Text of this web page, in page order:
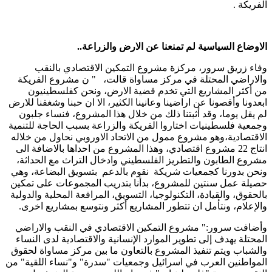
الفريكة .
الاوضاع السياسية لم تمنعنا عن الارض والزراعة..
وفاء زريق سرور، مركزة مشروع التمكين الاقتصادي بالنقب
والاراضي المحتلة في مركز مساواة قالت، " ن مشروع الفريكة
من أكثر المشاريع التي تخدم قضية الارض، ونحن كفلسطينيون
ابعدونا وأقصونا عن اراضينا وعانينا الكثير، الا ان حبنا وشغفنا للارض
لم يقل يوما، وقد أثبتنا ذلك من خلال هذا المشروع، فنساء جلبون
وجمعية فلسطينيات اختاروا الفريكة والزراعة بسبب الحاجة للتنمية
الاقتصادية،وهو مشروع ممول من الاتحاد الاوروبي نحاول من خلاله
انتاج 22 مشروع اقتصادي، وهذا المشروع من احداها بالاضافة الى
مشروع الطابون والتطريز الفلسطيني وادخال التراث مع الحداثة،
ونحن بدورنا كجمعيات شريكة نقوم بالدعم بتسويق البضاعة، وهي
حصيلة عمل سنتين للمشروع، بدأنا بتدريب المجموعات على تمكين
بالحقوق، والقيادة، التكنولوجيا، التسويق، المرافعة المحلية والدولية
والإعلام، ونتأمل ان تتطور المشاريع أكثر ونتوسع بمشاريع اخرى.
وأضافت سرور:" مشروع التمكين الاقتصادي في النقب والاراضي
المحتلة يهدف إلى تطوير الموارد الإنسانية والاقتصادية لدى النساء
والشباب ويتم تنفيذ المشروع بالتعاون ما بين مركز مساواة لحقوق
المواطنين العرب في اسرائيل وجمعيات "سدرة" و"نساء اللقية" من